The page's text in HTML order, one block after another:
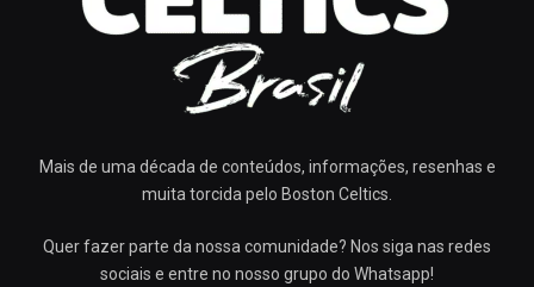
Mais de uma década de conteúdos, informações, resenhas e
muita torcida pelo Boston Celtics.
Quer fazer parte da nossa comunidade? Nos siga nas redes
sociais e entre no nosso grupo do Whatsapp!